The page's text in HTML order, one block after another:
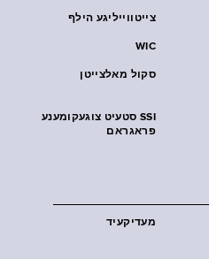
צייטווייליגע הילף
WIC
סקול מאלצייטן
SSI סטעיט צוגעקומענע
פראגראם
מעדיקעיד